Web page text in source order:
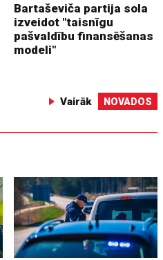
Bartaševiča partija sola
izveidot "taisnīgu
pašvaldību finansēšanas
modeli"
Vairāk NOVADOS